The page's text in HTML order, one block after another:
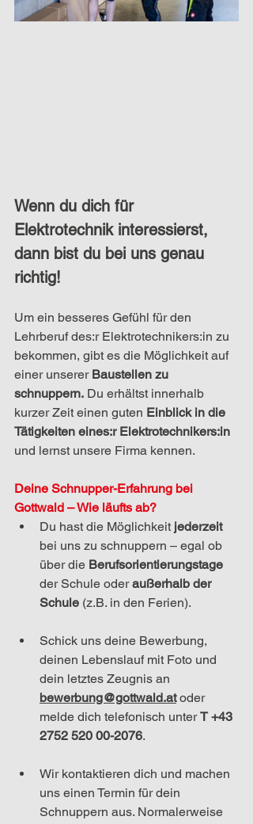
Wenn du dich für
Elektrotechnik interessierst,
dann bist du bei uns genau
richtig!
Um ein besseres Gefühl für den
Lehrberuf des:r Elektrotechnikers:in zu
bekommen, gibt es die Möglichkeit auf
einer unserer Baustellen zu
schnuppern. Du erhältst innerhalb
kurzer Zeit einen guten Einblick in die
Tätigkeiten eines:r Elektrotechnikers:in
und lernst unsere Firma kennen.
Deine Schnupper-Erfahrung bei
Gottwald – Wie läufts ab?
Du hast die Möglichkeit jederzeit
bei uns zu schnuppern – egal ob
über die Berufsorientierungstage
der Schule oder außerhalb der
Schule (z.B. in den Ferien).
Schick uns deine Bewerbung,
deinen Lebenslauf mit Foto und
dein letztes Zeugnis an
bewerbung@gottwald.at oder
melde dich telefonisch unter T +43
2752 520 00-2076.
Wir kontaktieren dich und machen
uns einen Termin für dein
Schnuppern aus. Normalerweise